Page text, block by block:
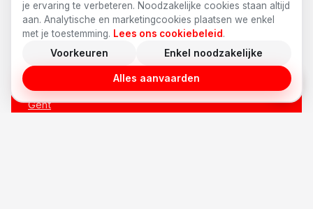
LOCATIES
Gent
je ervaring te verbeteren. Noodzakelijke cookies staan altijd
aan. Analytische en marketingcookies plaatsen we enkel
met je toestemming. Lees ons cookiebeleid.
Voorkeuren Enkel noodzakelijke
Alles aanvaarden